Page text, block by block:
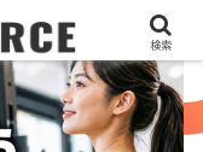
検索